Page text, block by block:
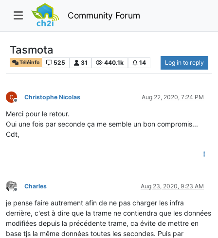
Community Forum
Tasmota
Téléinfo 525 31 440.1k 14 Log in to reply
Offline
Christophe Nicolas Aug 22, 2020, 7:24 PM
Merci pour le retour.
Oui une fois par seconde ça me semble un bon compromis...
Cdt,
Offline
Charles Aug 23, 2020, 9:23 AM
je pense faire autrement afin de ne pas charger les infra
derrière, c'est à dire que la trame ne contiendra que les données
modifiées depuis la précédente trame, ca évite de mettre en
base tjs la même données toutes les secondes. Puis par